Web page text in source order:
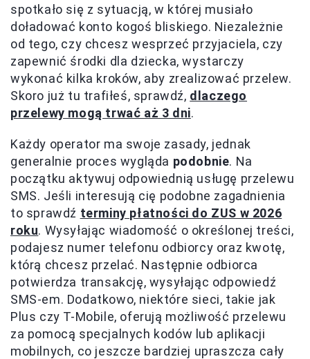
spotkało się z sytuacją, w której musiało
doładować konto kogoś bliskiego. Niezależnie
od tego, czy chcesz wesprzeć przyjaciela, czy
zapewnić środki dla dziecka, wystarczy
wykonać kilka kroków, aby zrealizować przelew.
Skoro już tu trafiłeś, sprawdź, dlaczego
przelewy mogą trwać aż 3 dni.
Każdy operator ma swoje zasady, jednak
generalnie proces wygląda podobnie. Na
początku aktywuj odpowiednią usługę przelewu
SMS. Jeśli interesują cię podobne zagadnienia
to sprawdź terminy płatności do ZUS w 2026
roku. Wysyłając wiadomość o określonej treści,
podajesz numer telefonu odbiorcy oraz kwotę,
którą chcesz przelać. Następnie odbiorca
potwierdza transakcję, wysyłając odpowiedź
SMS-em. Dodatkowo, niektóre sieci, takie jak
Plus czy T-Mobile, oferują możliwość przelewu
za pomocą specjalnych kodów lub aplikacji
mobilnych, co jeszcze bardziej upraszcza cały